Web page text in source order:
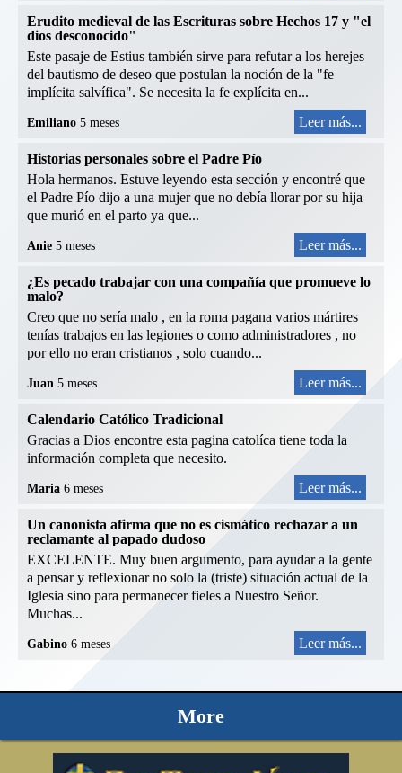
Erudito medieval de las Escrituras sobre Hechos 17 y "el
dios desconocido"
Este pasaje de Estius también sirve para refutar a los herejes
del bautismo de deseo que postulan la noción de la "fe
implícita salvífica". Se necesita la fe explícita en...
Emiliano 5 meses Leer más...
Historias personales sobre el Padre Pío
Hola hermanos. Estuve leyendo esta sección y encontré que
el Padre Pío dijo a una mujer que no debía llorar por su hija
que murió en el parto ya que...
Anie 5 meses Leer más...
¿Es pecado trabajar con una compañía que promueve lo
malo?
Creo que no sería malo , en la roma pagana varios mártires
tenías trabajos en las legiones o como administradores , no
por ello no eran cristianos , solo cuando...
Juan 5 meses Leer más...
Calendario Católico Tradicional
Gracias a Dios encontre esta pagina catolíca tiene toda la
información completa que necesito.
Maria 6 meses Leer más...
Un canonista afirma que no es cismático rechazar a un
reclamante al papado dudoso
EXCELENTE. Muy buen argumento, para ayudar a la gente
a pensar y reflexionar no solo la (triste) situación actual de la
Iglesia sino para permanecer fieles a Nuestro Señor.
Muchas...
Gabino 6 meses Leer más...
More